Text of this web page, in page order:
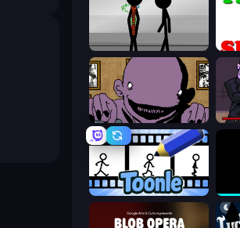
Stick Figure Penalty 2
The Owner Is Dead
Toonle